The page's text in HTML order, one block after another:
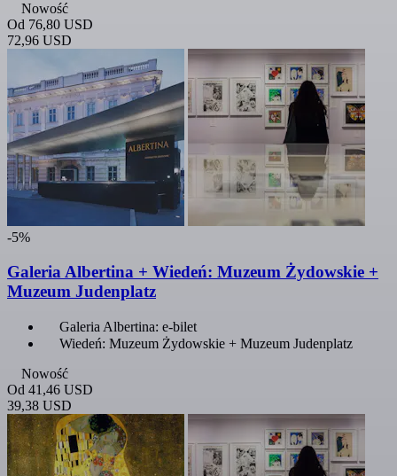
Nowość
Od 76,80 USD
72,96 USD
-5%
Galeria Albertina + Wiedeń: Muzeum Żydowskie +
Muzeum Judenplatz
Galeria Albertina: e-bilet
Wiedeń: Muzeum Żydowskie + Muzeum Judenplatz
Nowość
Od 41,46 USD
39,38 USD